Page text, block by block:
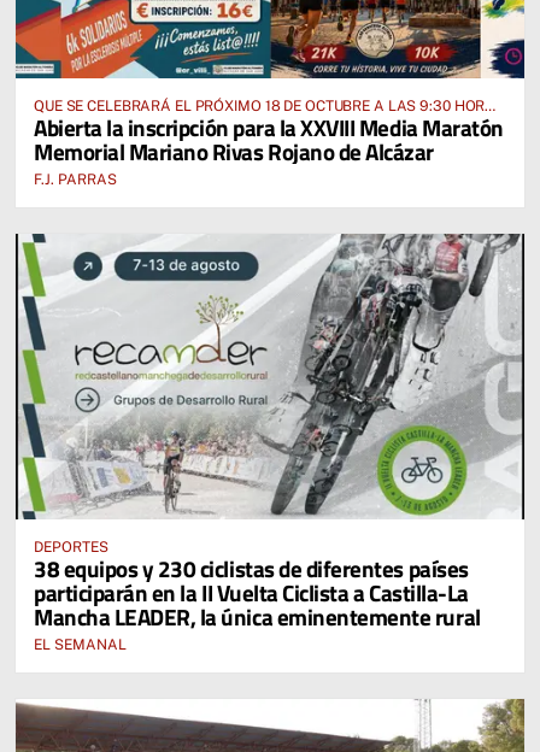
QUE SE CELEBRARÁ EL PRÓXIMO 18 DE OCTUBRE A LAS 9:30 HORAS
DESDE EL PABELLÓN VICENTE PANIAGUA
Abierta la inscripción para la XXVIII Media Maratón
Memorial Mariano Rivas Rojano de Alcázar
F.J. PARRAS
DEPORTES
38 equipos y 230 ciclistas de diferentes países
participarán en la II Vuelta Ciclista a Castilla-La
Mancha LEADER, la única eminentemente rural
EL SEMANAL